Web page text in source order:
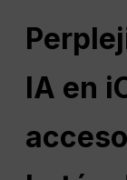
IA en